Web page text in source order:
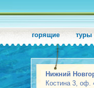
горящие туры
Нижний
Костина 3, оф.